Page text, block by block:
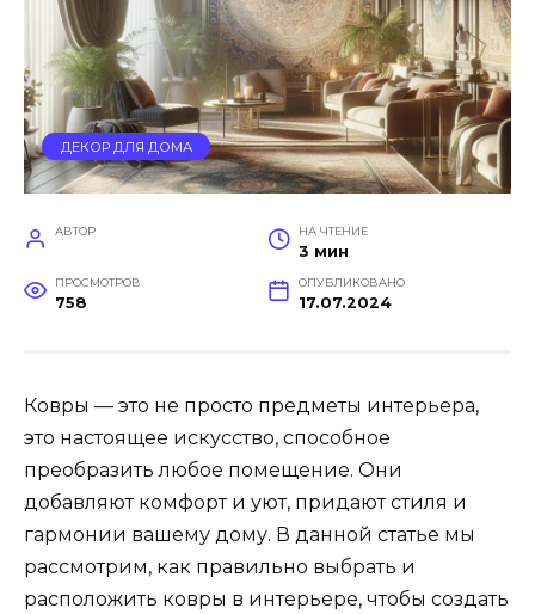
ДЕКОР ДЛЯ ДОМА
АВТОР НА ЧТЕНИЕ
3 мин
ПРОСМОТРОВ
758
ОПУБЛИКОВАНО
17.07.2024
Ковры — это не просто предметы интерьера,
это настоящее искусство, способное
преобразить любое помещение. Они
добавляют комфорт и уют, придают стиля и
гармонии вашему дому. В данной статье мы
рассмотрим, как правильно выбрать и
расположить ковры в интерьере, чтобы создать